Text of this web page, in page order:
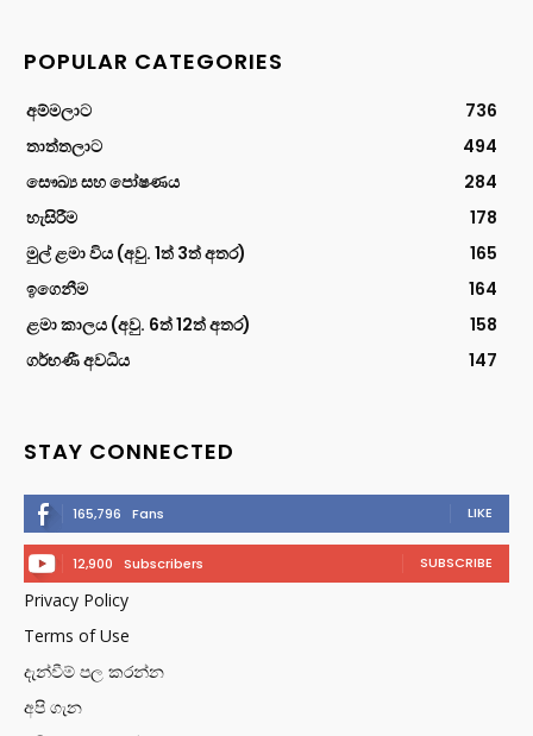
POPULAR CATEGORIES
අම්මලාට
736
තාත්තලාට
494
සෞඛ්‍ය සහ පෝෂණය
284
හැසිරීම
178
මුල් ළමා විය (අවු. 1ත් 3ත් අතර)
165
ඉගෙනීම
164
ළමා කාලය (අවු. 6ත් 12ත් අතර)
158
ගර්භණී අවධිය
147
STAY CONNECTED
165,796 Fans LIKE
12,900 Subscribers SUBSCRIBE
Privacy Policy
Terms of Use
දැන්වීම් පල කරන්න
අපි ගැන